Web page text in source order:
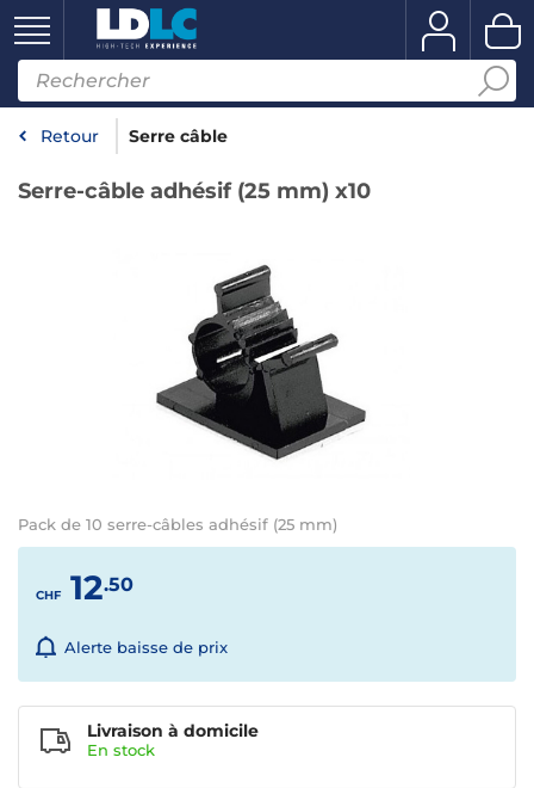
Retour Serre câble
Serre-câble adhésif (25 mm) x10
Pack de 10 serre-câbles adhésif (25 mm)
CHF 12.50
Alerte baisse de prix
Livraison à domicile
En stock